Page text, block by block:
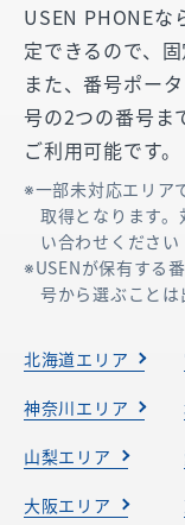
USEN PHONEな
定できるので、
また、番号ポー
号の2つの番号ま
ご利用可能です。
一部未対応エリア
取得となります
い合わせください
USENが保有する
号から選ぶこと
北海道エリア
神奈川エリア
山梨エリア
大阪エリア